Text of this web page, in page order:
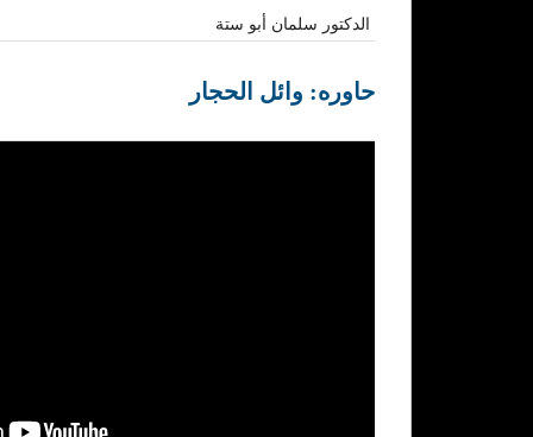
الدكتور سلمان أبو ستة
حاوره: وائل الحجار